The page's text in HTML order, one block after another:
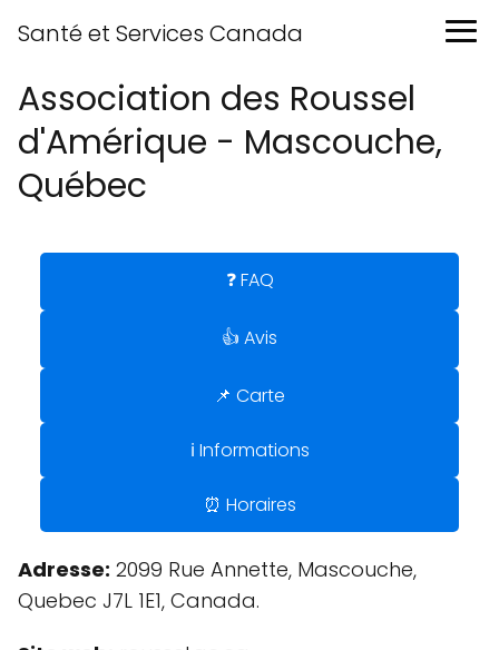
Santé et Services Canada
Association des Roussel
d'Amérique - Mascouche,
Québec
❓ FAQ
👍 Avis
📌 Carte
ℹ️ Informations
⏰ Horaires
Adresse: 2099 Rue Annette, Mascouche,
Quebec J7L 1E1, Canada.